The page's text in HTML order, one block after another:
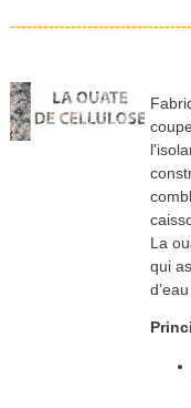
La
qui